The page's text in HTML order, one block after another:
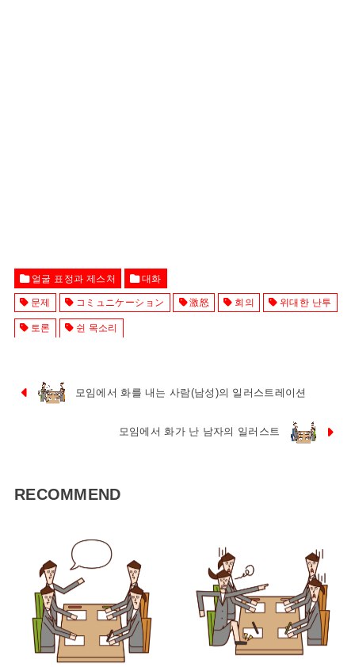
얼굴 표정과 제스처 대화
문제 コミュニケーション 激怒 회의 위대한 난투
토론 쉰 목소리
모임에서 화를 내는 사람(남성)의 일러스트레이션
모임에서 화가 난 남자의 일러스트
RECOMMEND